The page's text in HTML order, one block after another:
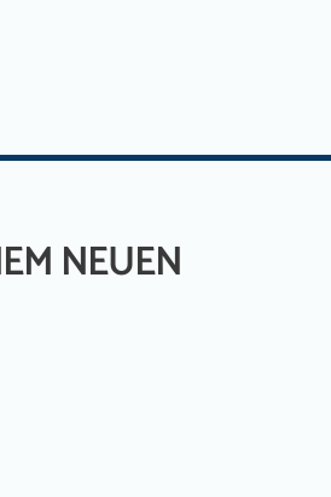
NEUEN